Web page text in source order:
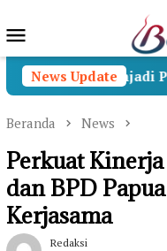
ke
Mobile
News Update
Menjadi
Beranda News
Perkuat
dan BPD
Kerjasama
Redaksi